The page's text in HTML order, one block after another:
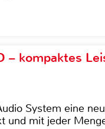
– kompaktes
System eine
und mit jeder